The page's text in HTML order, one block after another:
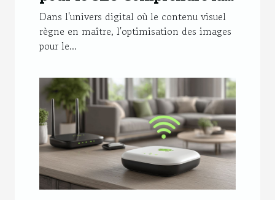
compression sans perte
Dans l'univers digital où le contenu visuel
règne en maître, l'optimisation des images
pour le...